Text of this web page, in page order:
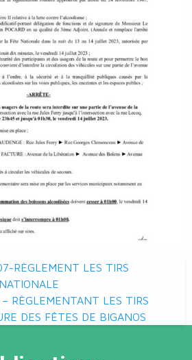
RÈGLEMENT LES TIRS
RÈGLEMENTANT LES TIRS
DES FÊTES DE BIGANOS